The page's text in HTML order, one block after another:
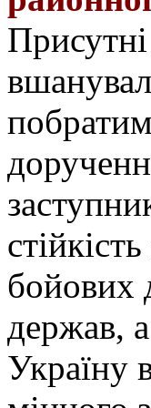
бойових
держав, а
Україну